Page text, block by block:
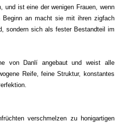
und ist eine der wenigen Frauen, wenn
an macht sie mit ihren zigfach
sondern sich als fester Bestandteil im
von Danlí angebaut und weist alle
Reife, feine Struktur, konstantes
verschmelzen zu honigartigen